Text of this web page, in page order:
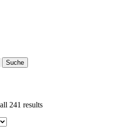
241 results